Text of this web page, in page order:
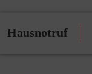
Hausnotruf